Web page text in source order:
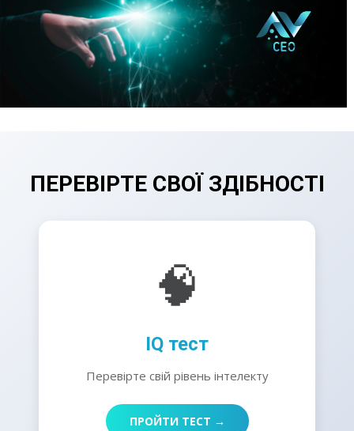
ПЕРЕВІРТЕ СВОЇ ЗДІБНОСТІ
🧠
IQ тест
Перевірте свій рівень інтелекту
ПРОЙТИ ТЕСТ →